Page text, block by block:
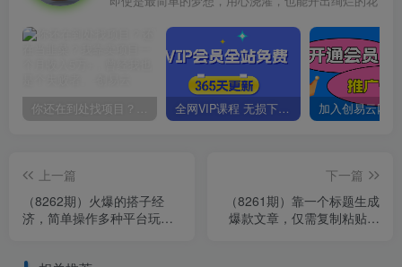
你还在到处找项目？还在当韭菜？我靠卖项目一个月收入5万+，曾经我也是个失败者。 全网VIP课程 无损下载~
上一篇
（8262期）火爆的搭子经
济，简单操作多种平台玩法
下一篇
（8261期）靠一个标题生成
爆款文章，仅需复制粘贴，